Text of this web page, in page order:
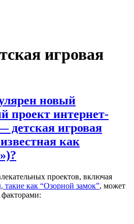
игровая
новый
проект интернет-
детская игровая
как
проектов, включая
такие как “Озорной замок”, может
факторами: